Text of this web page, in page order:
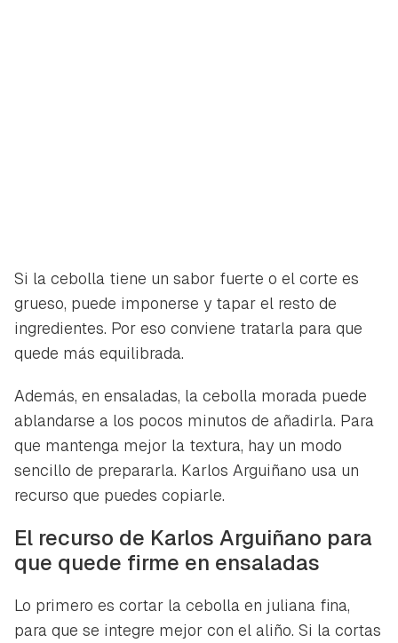
Si la cebolla tiene un sabor fuerte o el corte es
grueso, puede imponerse y tapar el resto de
ingredientes. Por eso conviene tratarla para que
quede más equilibrada.
Además, en ensaladas, la cebolla morada puede
ablandarse a los pocos minutos de añadirla. Para
que mantenga mejor la textura, hay un modo
sencillo de prepararla. Karlos Arguiñano usa un
recurso que puedes copiarle.
El recurso de Karlos Arguiñano para
que quede firme en ensaladas
Lo primero es cortar la cebolla en juliana fina,
para que se integre mejor con el aliño. Si la cortas